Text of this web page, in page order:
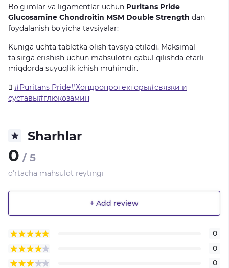
Bo'g'imlar va ligamentlar uchun Puritans Pride
Glucosamine Chondroitin MSM Double Strength dan
foydalanish bo'yicha tavsiyalar:
Kuniga uchta tabletka olish tavsiya etiladi. Maksimal
ta'sirga erishish uchun mahsulotni qabul qilishda etarli
miqdorda suyuqlik ichish muhimdir.
#Puritans Pride#Хондропротекторы#связки и
суставы#глюкозамин
Sharhlar
0 / 5
o'rtacha mahsulot reytingi
+ Add review
0
0
0